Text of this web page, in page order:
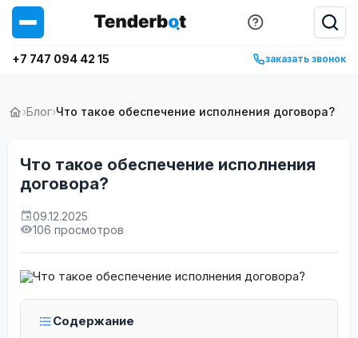
+7 747 094 42 15 заказать звонок
›Блог›Что такое обеспечение исполнения договора?
Что такое обеспечение исполнения
договора?
09.12.2025
106 просмотров
Содержание